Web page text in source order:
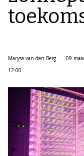
Marysa van den Berg
09
12:00